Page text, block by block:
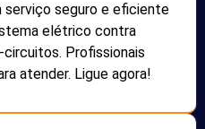
serviço seguro e eficiente
elétrico contra
Profissionais
atender. Ligue agora!